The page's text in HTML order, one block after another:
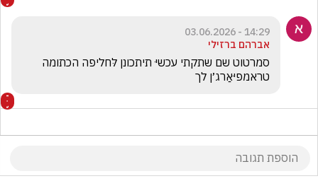
14:29 - 03.06.2026
אברהם ברזילי
טראמפיּאַרג׳ן לך